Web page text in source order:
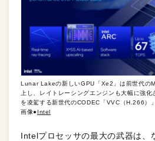
Lunar Lakeの新しいGPU「Xe2」は前世代の
上し、レイトレーシングエンジンも大幅に強
を凌駕する新世代のCODEC「VVC（H.266）
画像● Intel
Intelプロセッサの最大の武器は、